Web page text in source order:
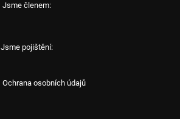
Jsme členem:
Jsme pojištění:
Ochrana osobních údajů